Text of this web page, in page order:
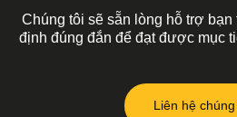
Chúng tôi sẽ sẵn lòng hỗ trợ
định đúng đắn để đạt được mục
Liên hệ